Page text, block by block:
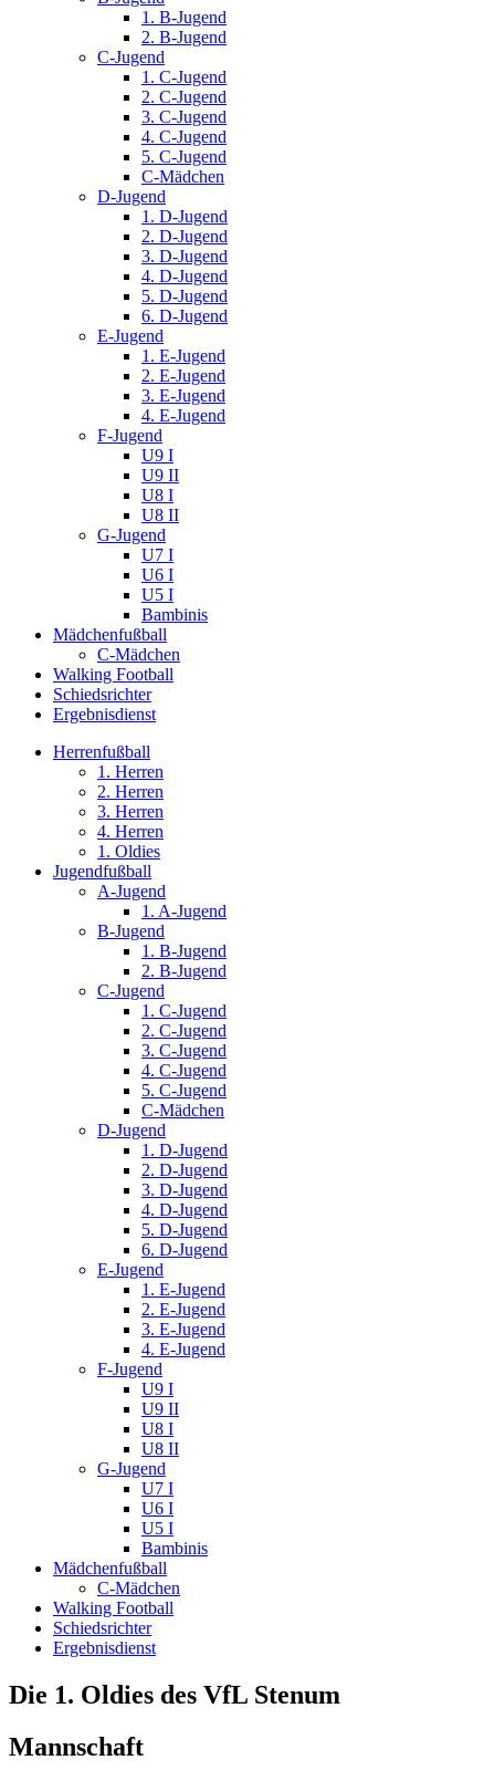
1. B-Jugend
2. B-Jugend
C-Jugend
1. C-Jugend
2. C-Jugend
3. C-Jugend
4. C-Jugend
5. C-Jugend
C-Mädchen
D-Jugend
1. D-Jugend
2. D-Jugend
3. D-Jugend
4. D-Jugend
5. D-Jugend
6. D-Jugend
E-Jugend
1. E-Jugend
2. E-Jugend
3. E-Jugend
4. E-Jugend
F-Jugend
U9 I
U9 II
U8 I
U8 II
G-Jugend
U7 I
U6 I
U5 I
Bambinis
Mädchenfußball
C-Mädchen
Walking Football
Schiedsrichter
Ergebnisdienst
Herrenfußball
1. Herren
2. Herren
3. Herren
4. Herren
1. Oldies
Jugendfußball
A-Jugend
1. A-Jugend
B-Jugend
1. B-Jugend
2. B-Jugend
C-Jugend
1. C-Jugend
2. C-Jugend
3. C-Jugend
4. C-Jugend
5. C-Jugend
C-Mädchen
D-Jugend
1. D-Jugend
2. D-Jugend
3. D-Jugend
4. D-Jugend
5. D-Jugend
6. D-Jugend
E-Jugend
1. E-Jugend
2. E-Jugend
3. E-Jugend
4. E-Jugend
F-Jugend
U9 I
U9 II
U8 I
U8 II
G-Jugend
U7 I
U6 I
U5 I
Bambinis
Mädchenfußball
C-Mädchen
Walking Football
Schiedsrichter
Ergebnisdienst
Die 1. Oldies des VfL Stenum
Mannschaft